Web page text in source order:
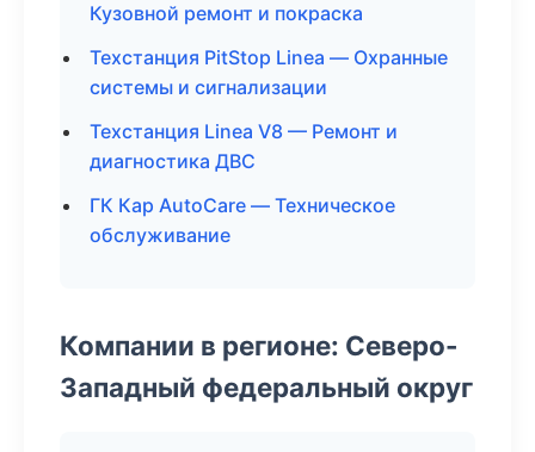
Кузовной ремонт и покраска
Техстанция PitStop Linea — Охранные
системы и сигнализации
Техстанция Linea V8 — Ремонт и
диагностика ДВС
ГК Кар AutoCare — Техническое
обслуживание
Компании в регионе: Северо-
Западный федеральный округ